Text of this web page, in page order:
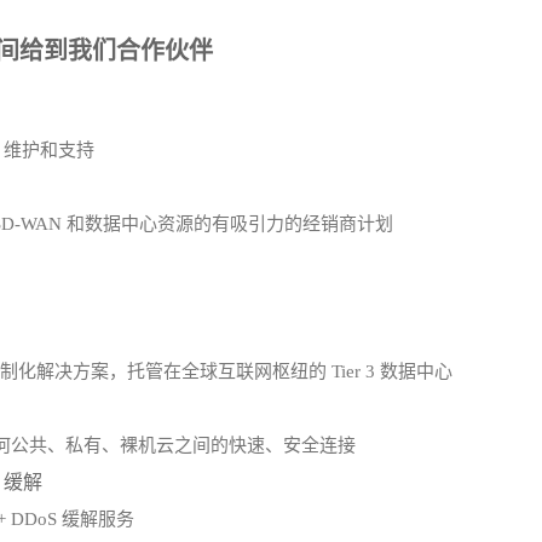
给到我们合作伙伴
护和支持
WAN 和数据中心资源的有吸引力的经销商计划
化解决方案，托管在全球互联网枢纽的 Tier 3 数据中心
公共、私有、裸机云之间的快速、安全连接
缓解
DDoS 缓解服务